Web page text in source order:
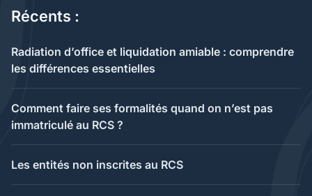
Récents :
Radiation d’office et liquidation amiable : comprendre
les différences essentielles
Comment faire ses formalités quand on n’est pas
immatriculé au RCS ?
Les entités non inscrites au RCS